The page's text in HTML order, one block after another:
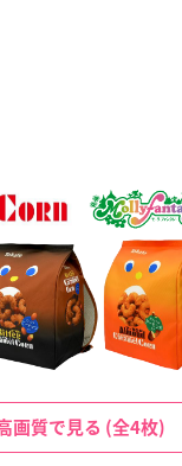
画質で見る (全4枚)